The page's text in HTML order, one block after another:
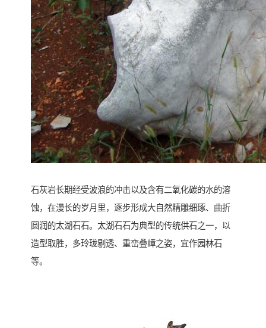
石灰岩长期经受波浪的冲击以及含有二氧化碳的水的溶
蚀，在漫长的岁月里，逐步形成大自然精雕细琢、曲折
圆润的太湖石石。太湖石石为典型的传统供石之一，以
造型取胜，多玲珑剔透、重峦叠嶂之姿，宜作园林石
等。